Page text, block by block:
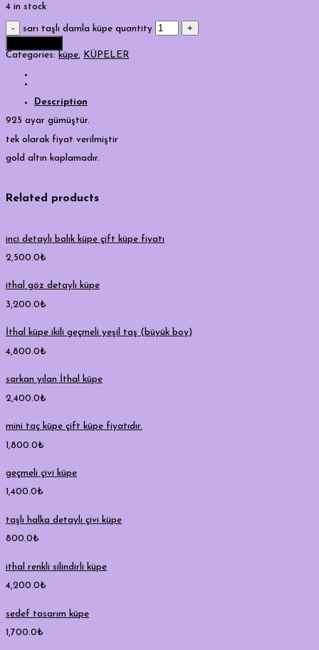
4 in stock
sarı taşlı damla küpe quantity
Categories: küpe, KÜPELER
Description
925 ayar gümüştür.
tek olarak fiyat verilmiştir
gold altın kaplamadır.
Related products
inci detaylı balık küpe çift küpe fiyatı
2,500.0₺
ithal göz detaylı küpe
3,200.0₺
İthal küpe ikili geçmeli yeşil taş (büyük boy)
4,800.0₺
sarkan yılan İthal küpe
2,400.0₺
mini taç küpe çift küpe fiyatıdır.
1,800.0₺
geçmeli çivi küpe
1,400.0₺
taşlı halka detaylı çivi küpe
800.0₺
ithal renkli silindirli küpe
4,200.0₺
sedef tasarım küpe
1,700.0₺